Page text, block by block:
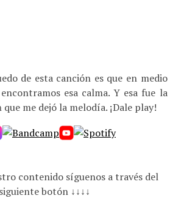
de esta canción es que en medio
esa calma. Y esa fue la
me dejó la melodía. ¡Dale play!
contenido síguenos a través del
siguiente botón ↓↓↓↓